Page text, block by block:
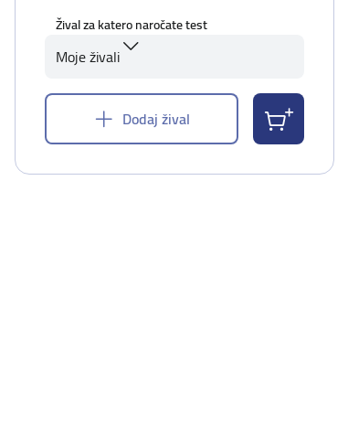
Žival za katero naročate test
Moje živali
Dodaj žival